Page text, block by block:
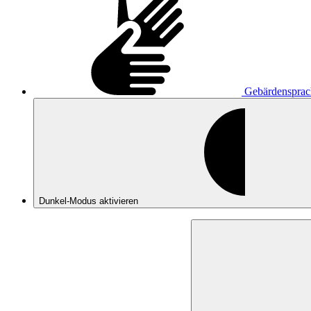
Dunkel-Modus aktivieren